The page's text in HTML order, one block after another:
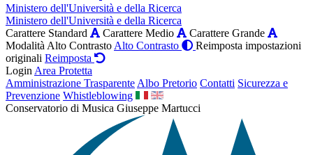
Ministero dell'Università e della Ricerca
Ministero dell'Università e della Ricerca
Carattere Standard
Carattere Medio
Carattere Grande
Modalità Alto Contrasto Alto Contrasto
Reimposta impostazioni
originali Reimposta
Login Area Protetta
Amministrazione Trasparente Albo Pretorio Contatti Sicurezza e
Prevenzione Whistleblowing
Conservatorio di Musica Giuseppe Martucci